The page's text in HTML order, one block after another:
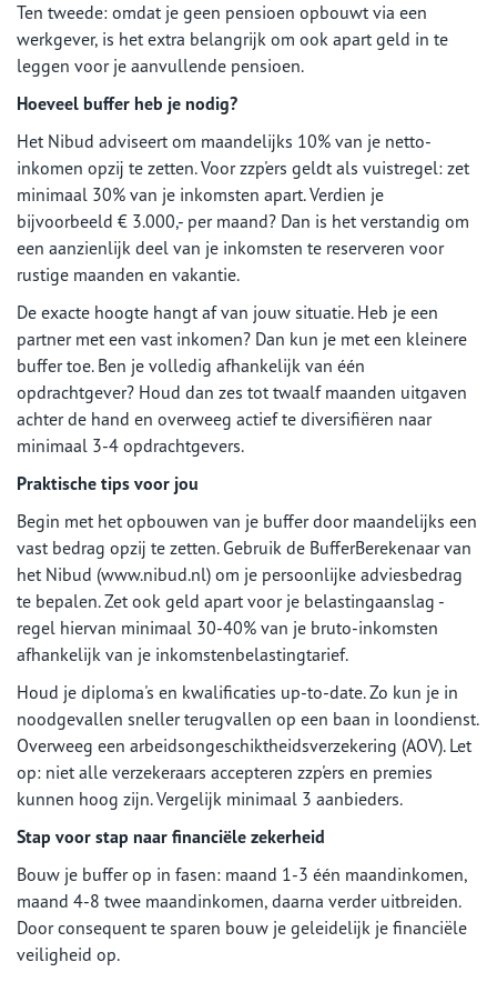
Ten tweede: omdat je geen pensioen opbouwt via een
werkgever, is het extra belangrijk om ook apart geld in te
leggen voor je aanvullende pensioen.
Hoeveel buffer heb je nodig?
Het Nibud adviseert om maandelijks 10% van je netto-
inkomen opzij te zetten. Voor zzp'ers geldt als vuistregel: zet
minimaal 30% van je inkomsten apart. Verdien je
bijvoorbeeld € 3.000,- per maand? Dan is het verstandig om
een aanzienlijk deel van je inkomsten te reserveren voor
rustige maanden en vakantie.
De exacte hoogte hangt af van jouw situatie. Heb je een
partner met een vast inkomen? Dan kun je met een kleinere
buffer toe. Ben je volledig afhankelijk van één
opdrachtgever? Houd dan zes tot twaalf maanden uitgaven
achter de hand en overweeg actief te diversifiëren naar
minimaal 3-4 opdrachtgevers.
Praktische tips voor jou
Begin met het opbouwen van je buffer door maandelijks een
vast bedrag opzij te zetten. Gebruik de BufferBerekenaar van
het Nibud (www.nibud.nl) om je persoonlijke adviesbedrag
te bepalen. Zet ook geld apart voor je belastingaanslag -
regel hiervan minimaal 30-40% van je bruto-inkomsten
afhankelijk van je inkomstenbelastingtarief.
Houd je diploma's en kwalificaties up-to-date. Zo kun je in
noodgevallen sneller terugvallen op een baan in loondienst.
Overweeg een arbeidsongeschiktheidsverzekering (AOV). Let
op: niet alle verzekeraars accepteren zzp'ers en premies
kunnen hoog zijn. Vergelijk minimaal 3 aanbieders.
Stap voor stap naar financiële zekerheid
Bouw je buffer op in fasen: maand 1-3 één maandinkomen,
maand 4-8 twee maandinkomen, daarna verder uitbreiden.
Door consequent te sparen bouw je geleidelijk je financiële
veiligheid op.